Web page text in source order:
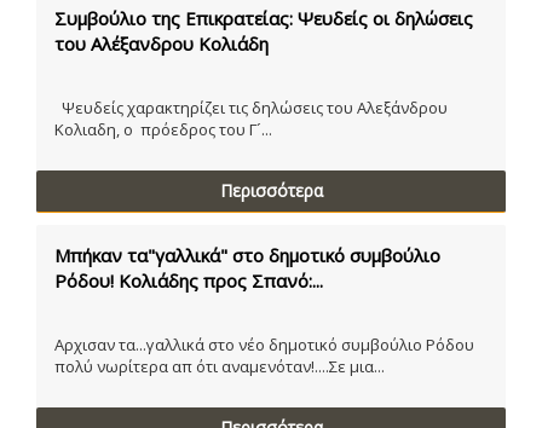
Συμβούλιο της Επικρατείας: Ψευδείς οι δηλώσεις
του Αλέξανδρου Κολιάδη
Ψευδείς χαρακτηρίζει τις δηλώσεις του Αλεξάνδρου
Κολιαδη, ο πρόεδρος του Γ´...
Περισσότερα
Μπήκαν τα"γαλλικά" στο δημοτικό συμβούλιο
Ρόδου! Κολιάδης προς Σπανό:...
Αρχισαν τα...γαλλικά στο νέο δημοτικό συμβούλιο Ρόδου
πολύ νωρίτερα απ ότι αναμενόταν!....Σε μια...